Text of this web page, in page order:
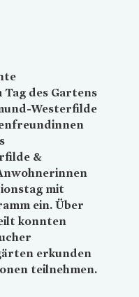
des Gartens
Westerfilde
&
mit
ein. Über
konnten
erkunden
teilnehmen.